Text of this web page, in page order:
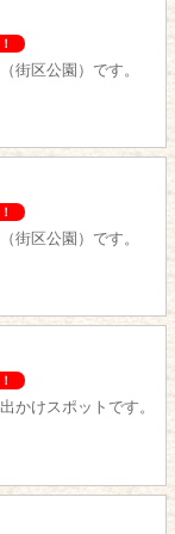
街区公園）です。
街区公園）です。
かけスポットです。